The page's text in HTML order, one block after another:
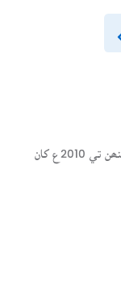
سنڌسلامت ڪتاب گهر ھڪ آن لائين لائبريري آھي، جنھن تي 2010ع کان